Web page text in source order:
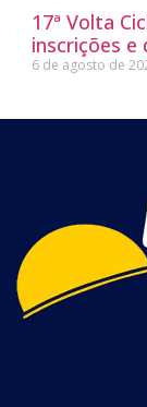
17ª Volta
inscrições e
6 de agosto de